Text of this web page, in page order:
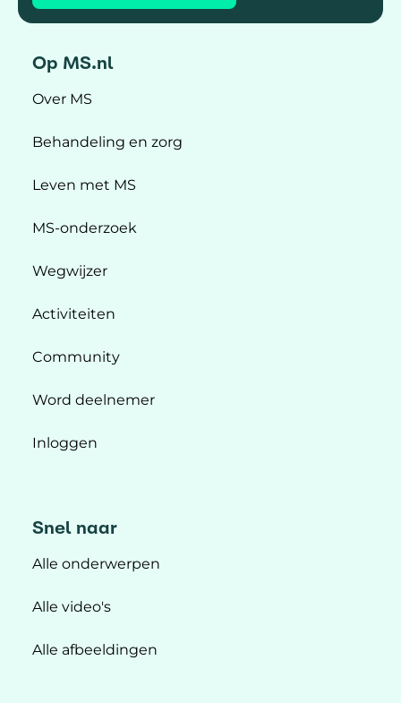
Op MS.nl
Over MS
Behandeling en zorg
Leven met MS
MS-onderzoek
Wegwijzer
Activiteiten
Community
Word deelnemer
Inloggen
Snel naar
Alle onderwerpen
Alle video's
Alle afbeeldingen